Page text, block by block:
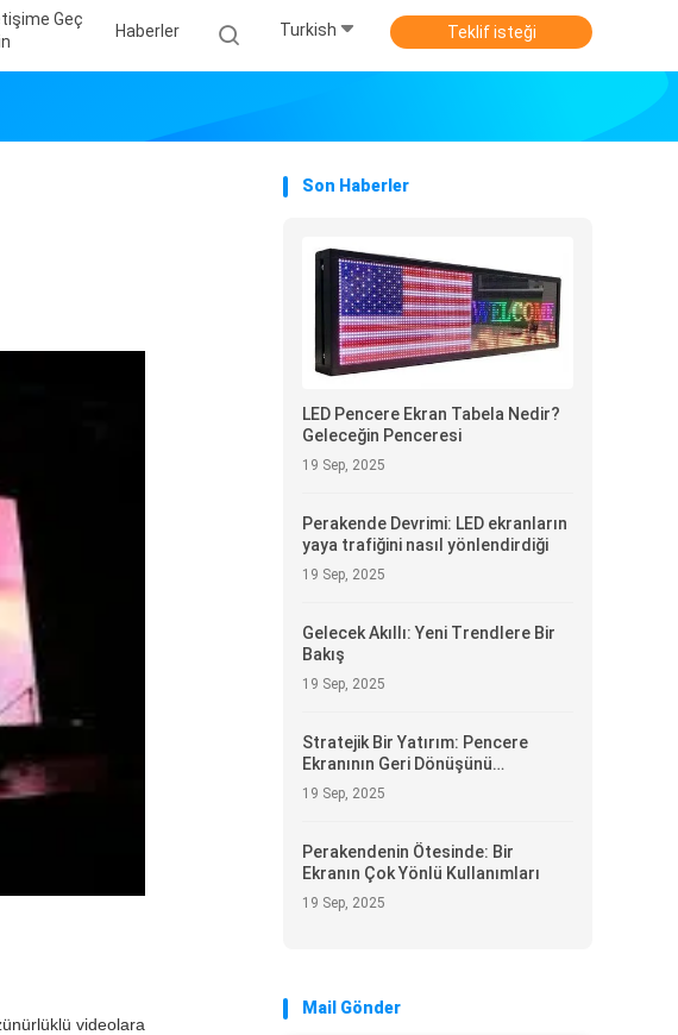
Geç
Haberler Turkish Teklif isteği
videolara
Son Haberler
LED Pencere Ekran Tabela Nedir?
Geleceğin Penceresi
19 Sep, 2025
Perakende Devrimi: LED ekranların
yaya trafiğini nasıl yönlendirdiği
19 Sep, 2025
Gelecek Akıllı: Yeni Trendlere Bir
Bakış
19 Sep, 2025
Stratejik Bir Yatırım: Pencere
Ekranının Geri Dönüşünü
Hesaplamak
19 Sep, 2025
Perakendenin Ötesinde: Bir
Ekranın Çok Yönlü Kullanımları
19 Sep, 2025
Mail Gönder